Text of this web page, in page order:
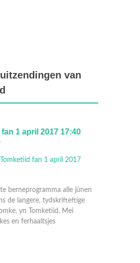
van
1 april 2017 17:40
berneprogramma alle jûnen
de langere, tydskrifteftige
yn Tomketiid. Mei
en ferhaaltsjes